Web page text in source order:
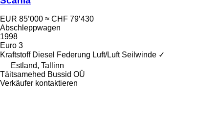
EUR 85’000 ≈ CHF 79’430
Abschleppwagen
1998
Euro 3
Kraftstoff Diesel Federung Luft/Luft Seilwinde ✓
Estland, Tallinn
Täitsamehed Bussid OÜ
Verkäufer kontaktieren